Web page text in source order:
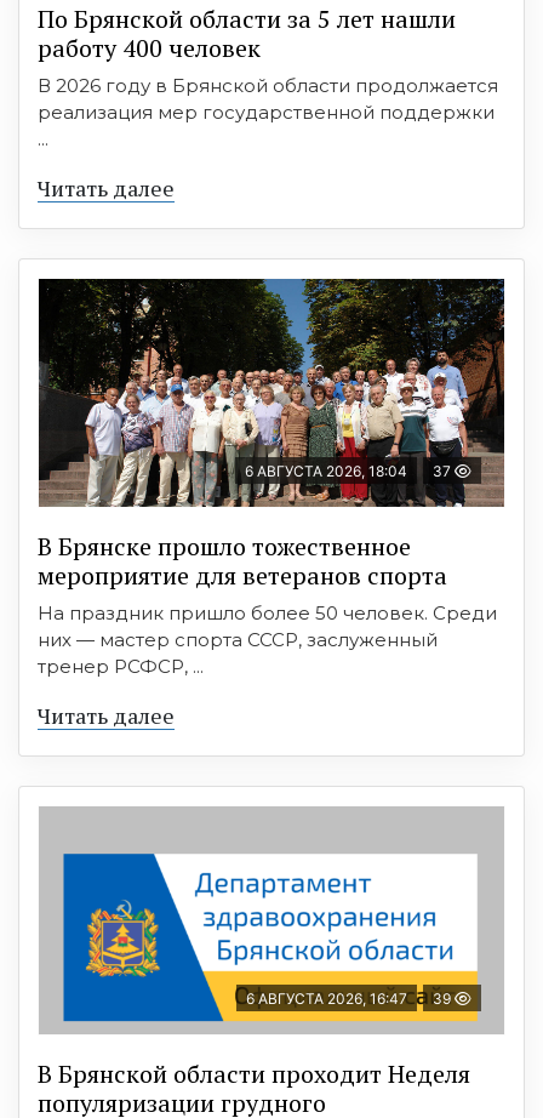
По Брянской области за 5 лет нашли
работу 400 человек
В 2026 году в Брянской области продолжается
реализация мер государственной поддержки
...
Читать далее
6 АВГУСТА 2026, 18:04 37
В Брянске прошло тожественное
мероприятие для ветеранов спорта
На праздник пришло более 50 человек. Среди
них — мастер спорта СССР, заслуженный
тренер РСФСР, ...
Читать далее
6 АВГУСТА 2026, 16:47 39
В Брянской области проходит Неделя
популяризации грудного